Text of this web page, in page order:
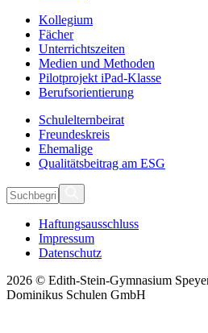
Kollegium
Fächer
Unterrichtszeiten
Medien und Methoden
Pilotprojekt iPad-Klasse
Berufsorientierung
Schulelternbeirat
Freundeskreis
Ehemalige
Qualitätsbeitrag am ESG
Haftungsausschluss
Impressum
Datenschutz
2026 © Edith-Stein-Gymnasium
Dominikus Schulen GmbH